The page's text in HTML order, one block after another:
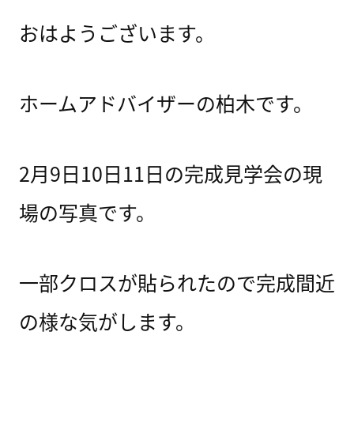
おはようございます。
ホームアドバイザーの柏木です。
2月9日10日11日の完成見学会の現
場の写真です。
一部クロスが貼られたので完成間近
の様な気がします。